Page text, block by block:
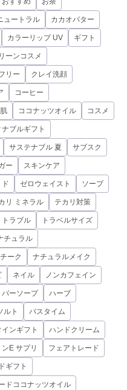
ュートラル カカオバター
カラーリップ UV ギフト
ーンコスメ
リー クレイ洗顔
コーヒー
ココナッツオイル コスメ
ブルギフト
サステナブル 夏 サブスク
ー スキンケア
ド ゼロウェイスト ソープ
リ ミネラル テカリ対策
トラブル トラベルサイズ
チュラル
ーク ナチュラルメイク
ネイル ノンカフェイン
バーソープ ハーブ
ルト バスタイム
ンギフト ハンドクリーム
ンE サプリ フェアトレード
ギフト
ドココナッツオイル